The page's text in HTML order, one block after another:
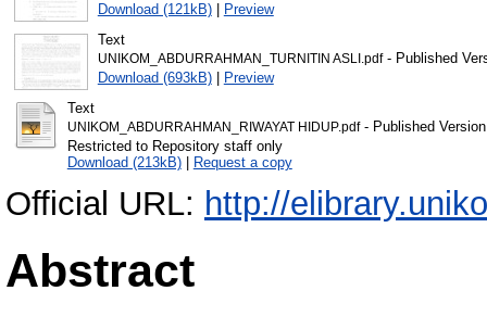
Download (121kB)|
Preview
Text
UNIKOM_ABDURRAHMAN_TURNITIN ASLI.pdf- Published
Download (693kB)|
Preview
Text
UNIKOM_ABDURRAHMAN_RIWAYAT HIDUP.pdf- Published Version
Restricted to Repository staff only
Download (213kB)| Request a copy
Official URL: http://
Abstract